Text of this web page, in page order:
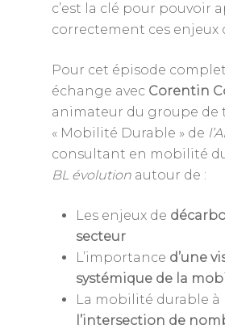
c’est la clé pour pouvoir
correctement ces enjeux
Pour cet épisode complet
échange avec Corentin
animateur du groupe de
« Mobilité Durable » de
consultant en mobilité
BL évolution autour de :
Les enjeux de
secteur
L’importance d’une
systémique de la
La mobilité durable à
l’intersection de